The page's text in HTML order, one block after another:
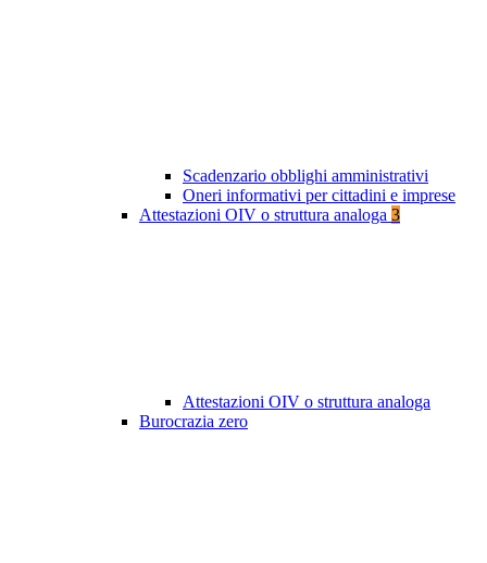
Scadenzario obblighi amministrativi
Oneri informativi per cittadini e imprese
Attestazioni OIV o struttura analoga 3
Attestazioni OIV o struttura analoga
Burocrazia zero